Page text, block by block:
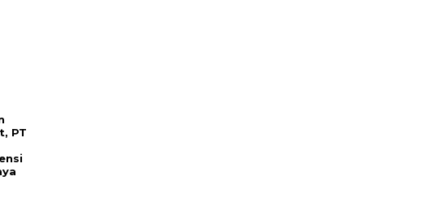
PT